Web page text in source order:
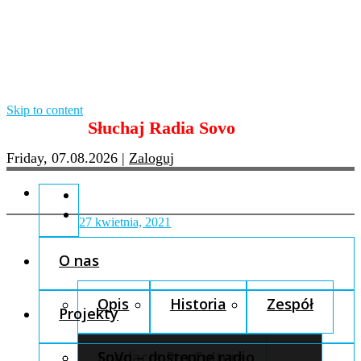
Skip to content
Słuchaj Radia Sovo
Friday, 07.08.2026 | Zaloguj
O nas
Opis Historia Zespół
Fundacja Pro Cultura
Projekty
SoVo – dostępne radio
27 kwietnia, 2021